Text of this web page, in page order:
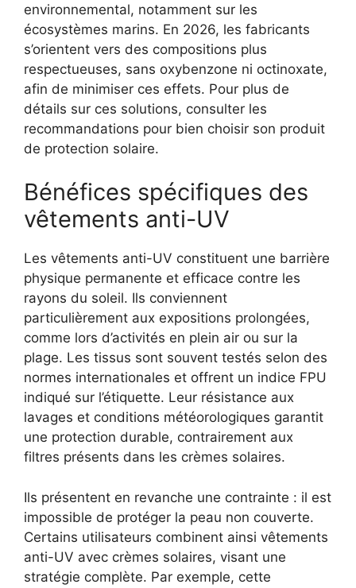
environnemental, notamment sur les
écosystèmes marins. En 2026, les fabricants
s’orientent vers des compositions plus
respectueuses, sans oxybenzone ni octinoxate,
afin de minimiser ces effets. Pour plus de
détails sur ces solutions, consulter les
recommandations pour bien choisir son produit
de protection solaire.
Bénéfices spécifiques des
vêtements anti-UV
Les vêtements anti-UV constituent une barrière
physique permanente et efficace contre les
rayons du soleil. Ils conviennent
particulièrement aux expositions prolongées,
comme lors d’activités en plein air ou sur la
plage. Les tissus sont souvent testés selon des
normes internationales et offrent un indice FPU
indiqué sur l’étiquette. Leur résistance aux
lavages et conditions météorologiques garantit
une protection durable, contrairement aux
filtres présents dans les crèmes solaires.
Ils présentent en revanche une contrainte : il est
impossible de protéger la peau non couverte.
Certains utilisateurs combinent ainsi vêtements
anti-UV avec crèmes solaires, visant une
stratégie complète. Par exemple, cette